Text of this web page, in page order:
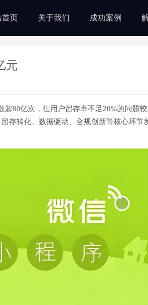
首页 关于我们 成功案例
元
80亿次，但用户留存率不足20%的问题
存转化、数据驱动、合规创新等核心环节